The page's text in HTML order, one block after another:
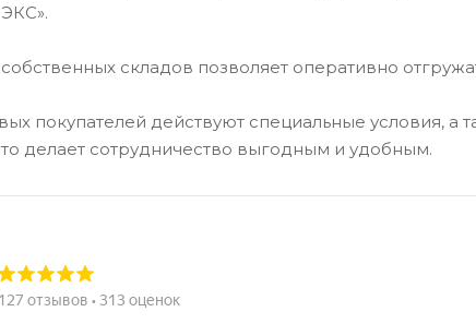
складов позволяет оперативно
покупателей действуют специальные условия,
делает сотрудничество выгодным и удобным.